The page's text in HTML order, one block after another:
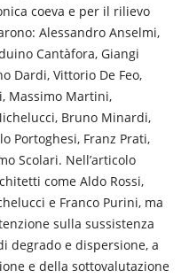
coeva e per il rilievo
Alessandro Anselmi,
Cantàfora, Giangi
Dardi, Vittorio De Feo,
Massimo Martini,
Bruno Minardi,
Portoghesi, Franz Prati,
Scolari. Nell’articolo
come Aldo Rossi,
e Franco Purini, ma
sulla sussistenza
degrado e dispersione, a
e della sottovalutazione